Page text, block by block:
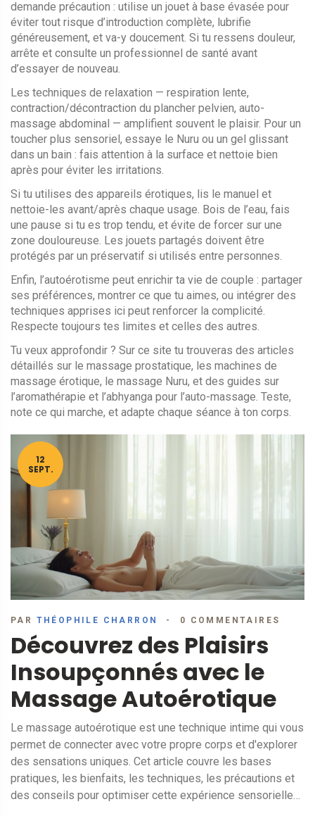
demande précaution : utilise un jouet à base évasée pour
éviter tout risque d’introduction complète, lubrifie
généreusement, et va-y doucement. Si tu ressens douleur,
arrête et consulte un professionnel de santé avant
d’essayer de nouveau.
Les techniques de relaxation — respiration lente,
contraction/décontraction du plancher pelvien, auto-
massage abdominal — amplifient souvent le plaisir. Pour un
toucher plus sensoriel, essaye le Nuru ou un gel glissant
dans un bain : fais attention à la surface et nettoie bien
après pour éviter les irritations.
Si tu utilises des appareils érotiques, lis le manuel et
nettoie-les avant/après chaque usage. Bois de l’eau, fais
une pause si tu es trop tendu, et évite de forcer sur une
zone douloureuse. Les jouets partagés doivent être
protégés par un préservatif si utilisés entre personnes.
Enfin, l’autoérotisme peut enrichir ta vie de couple : partager
ses préférences, montrer ce que tu aimes, ou intégrer des
techniques apprises ici peut renforcer la complicité.
Respecte toujours tes limites et celles des autres.
Tu veux approfondir ? Sur ce site tu trouveras des articles
détaillés sur le massage prostatique, les machines de
massage érotique, le massage Nuru, et des guides sur
l’aromathérapie et l’abhyanga pour l’auto-massage. Teste,
note ce qui marche, et adapte chaque séance à ton corps.
12
SEPT.
PAR THÉOPHILE CHARRON 0 COMMENTAIRES
Découvrez des Plaisirs
Insoupçonnés avec le
Massage Autoérotique
Le massage autoérotique est une technique intime qui vous
permet de connecter avec votre propre corps et d'explorer
des sensations uniques. Cet article couvre les bases
pratiques, les bienfaits, les techniques, les précautions et
des conseils pour optimiser cette expérience sensorielle